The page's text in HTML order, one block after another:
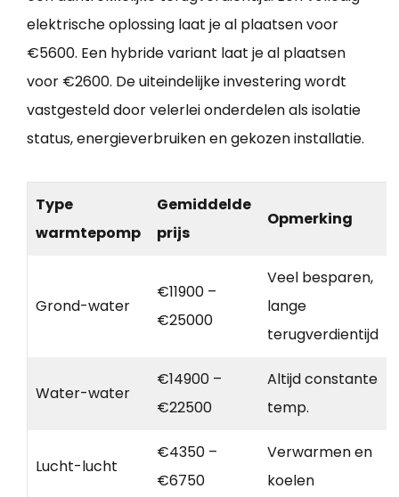
elektrische oplossing laat je al plaatsen voor
€5600. Een hybride variant laat je al plaatsen
voor €2600. De uiteindelijke investering wordt
vastgesteld door velerlei onderdelen als isolatie
status, energieverbruiken en gekozen installatie.
Type
warmtepomp
Gemiddelde
prijs
Opmerking
Grond-water
€11900 –
€25000
Veel besparen,
lange
terugverdientijd
Water-water
€14900 –
€22500
Altijd constante
temp.
Lucht-lucht
€4350 –
€6750
Verwarmen en
koelen